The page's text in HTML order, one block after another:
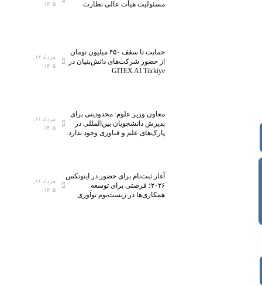
مسئولیت هیأت عالی نظارت
۱۴۰۵
حمایت تا سقف ۴۵۰ میلیون تومان
از حضور شرکت‌های دانش‌بنیان در
GITEX AI Türkiye
۱۴۰۵
معاون وزیر علوم: محدودیتی برای
پذیرش دانشجویان بین‌المللی در
پارک‌های علم و فناوری وجود ندارد
۱۴۰۵
آغاز ثبت‌نام برای حضور در اینوتکس
۲۰۲۶؛ فرصتی برای توسعه
همکاری‌ها در زیست‌بوم نوآوری
۱۴۰۵